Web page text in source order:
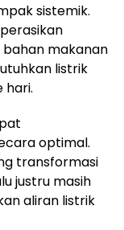
sistemik.
makanan
listrik
hari.
optimal.
transformasi
justru masih
aliran listrik